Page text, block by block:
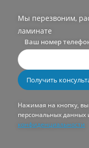
Мы перезвоним,
ламинате
Ваш номер
Нажимая на кнопку, вы
персональных данных
конфиденциальности